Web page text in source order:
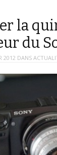
la
du
2012 DANS